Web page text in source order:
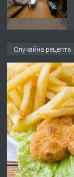
ПРЕДЛАГА
ПРЕДЛАГА
Случайна рецепта